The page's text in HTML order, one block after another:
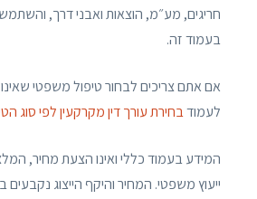
חריגים, מע״מ, הוצאות ואבני דרך,
בעמוד זה.
אם אתם צריכים לבחור טיפול משפטי
לעמודבחירת עורך דין מקרקעין לפי סוג
המידע בעמוד כללי ואינו הצעת מחיר,
ייעוץ משפטי. המחיר והיקף הייצוג